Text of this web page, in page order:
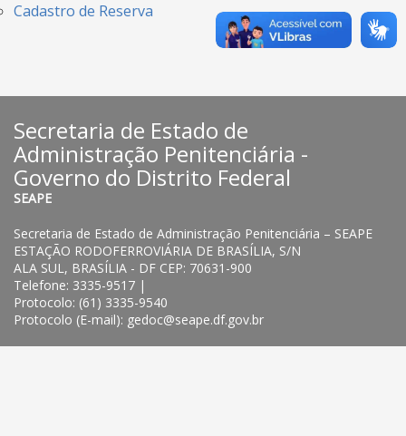
Cadastro de Reserva
Secretaria de Estado de
Administração Penitenciária -
Governo do Distrito Federal
SEAPE
Secretaria de Estado de Administração Penitenciária – SEAPE
ESTAÇÃO RODOFERROVIÁRIA DE BRASÍLIA, S/N
ALA SUL, BRASÍLIA - DF CEP: 70631-900
Telefone: 3335-9517 |
Protocolo: (61) 3335-9540
Protocolo (E-mail): gedoc@seape.df.gov.br